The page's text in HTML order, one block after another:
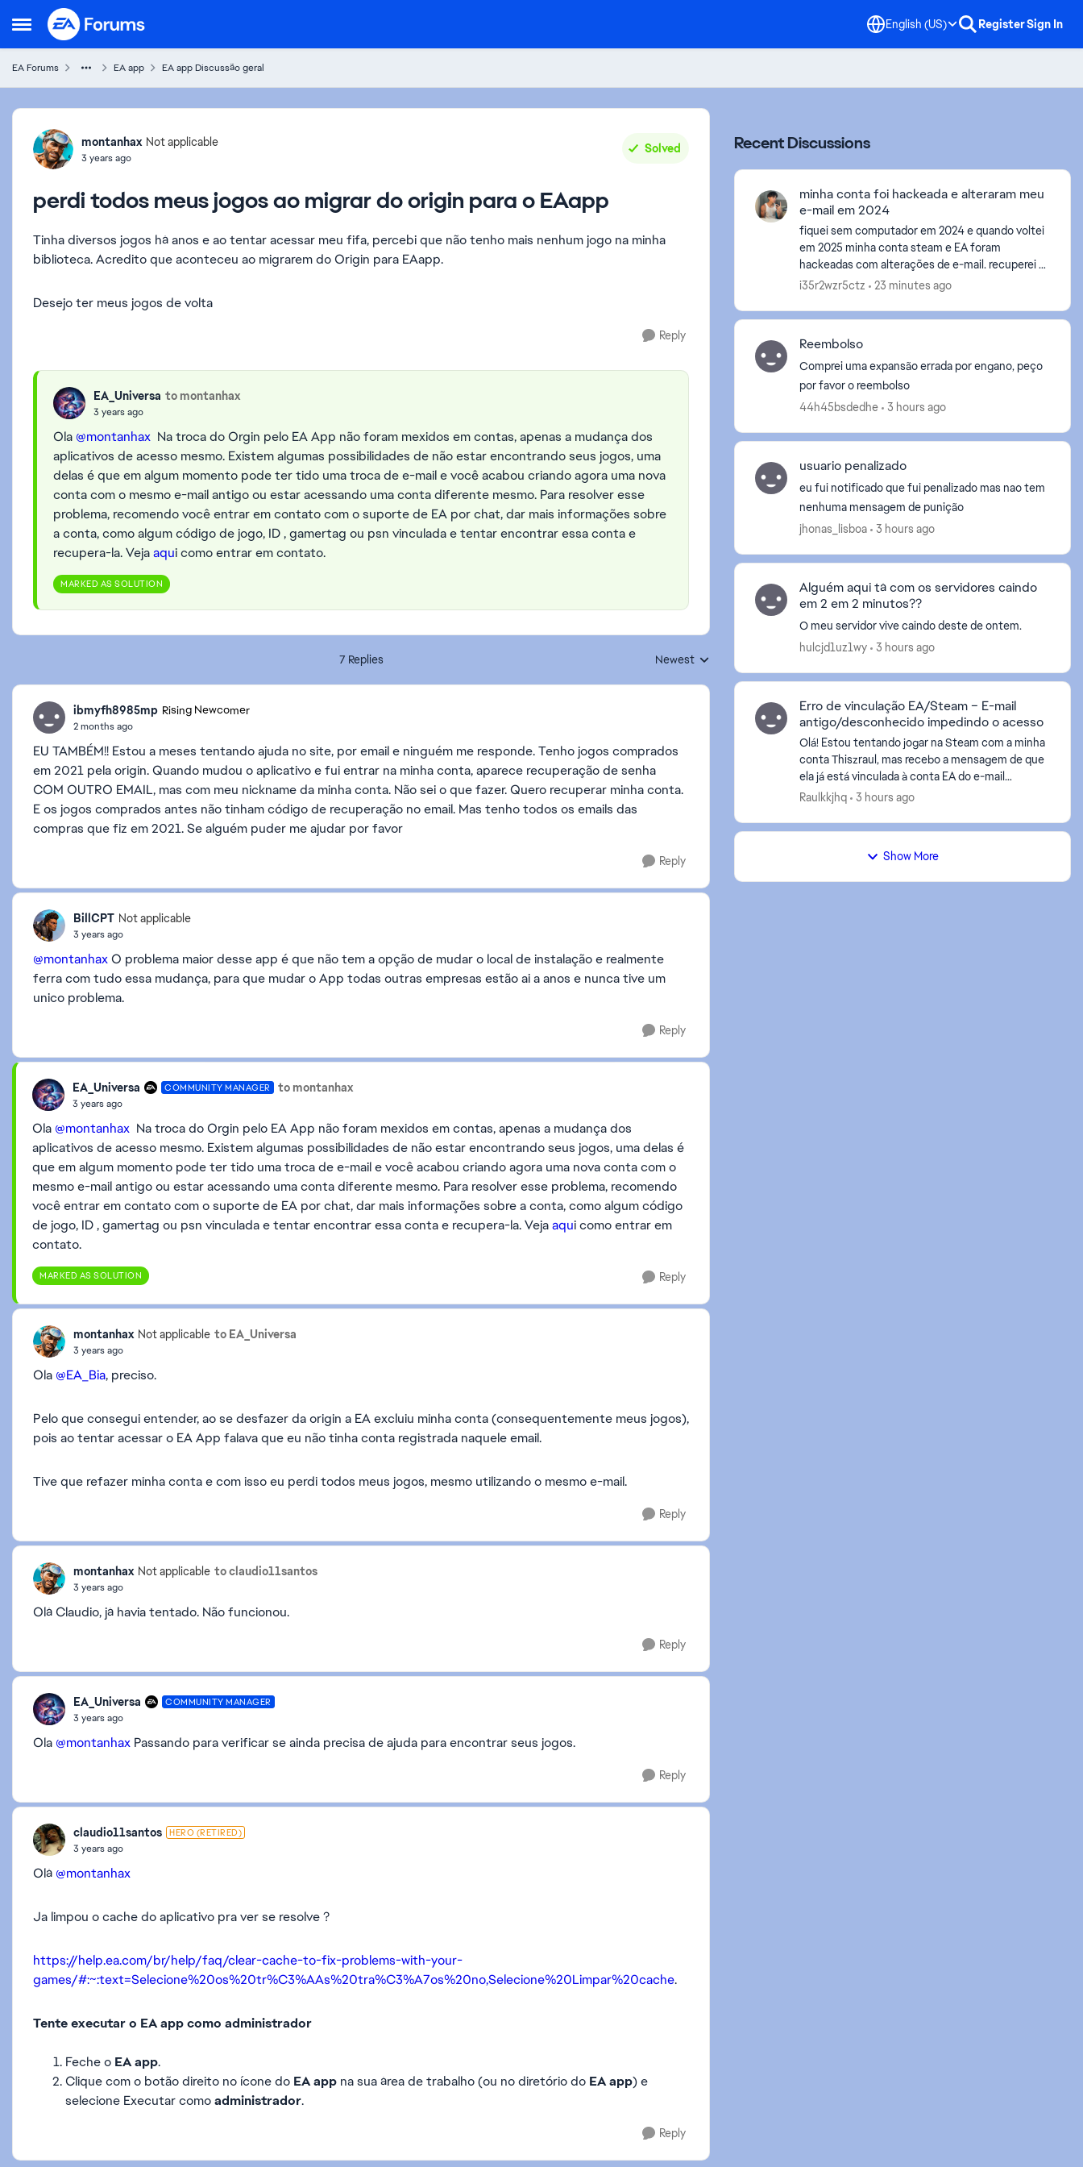
Open Side Menu
Skip to content English (US) RegisterSign In
EA Forums EA app EA app Discussão geral
Forum Discussion
montanhax Not applicable
3 years ago
Solved
perdi todos meus jogos ao migrar do origin para o EAapp
Tinha diversos jogos há anos e ao tentar acessar meu fifa, percebi que não tenho mais nenhum jogo na minha
biblioteca. Acredito que aconteceu ao migrarem do Origin para EAapp.
Desejo ter meus jogos de volta
Reply
EA_Universa to montanhax
3 years ago
Ola @montanhax Na troca do Orgin pelo EA App não foram mexidos em contas, apenas a mudança dos
aplicativos de acesso mesmo. Existem algumas possibilidades de não estar encontrando seus jogos, uma
delas é que em algum momento pode ter tido uma troca de e-mail e você acabou criando agora uma nova
conta com o mesmo e-mail antigo ou estar acessando uma conta diferente mesmo. Para resolver esse
problema, recomendo você entrar em contato com o suporte de EA por chat, dar mais informações sobre
a conta, como algum código de jogo, ID , gamertag ou psn vinculada e tentar encontrar essa conta e
recupera-la. Vejaaqui como entrar em contato.
MARKED AS SOLUTION
7 Replies Replies sorted by
Newest
ibmyfh8985mp Rising Newcomer
2 months ago
EU TAMBÉM!! Estou a meses tentando ajuda no site, por email e ninguém me responde. Tenho jogos comprados
em 2021 pela origin. Quando mudou o aplicativo e fui entrar na minha conta, aparece recuperação de senha
COM OUTRO EMAIL, mas com meu nickname da minha conta. Não sei o que fazer. Quero recuperar minha conta.
E os jogos comprados antes não tinham código de recuperação no email. Mas tenho todos os emails das
compras que fiz em 2021. Se alguém puder me ajudar por favor
Reply
BillCPT Not applicable
3 years ago
@montanhaxO problema maior desse app é que não tem a opção de mudar o local de instalação e realmente
ferra com tudo essa mudança, para que mudar o App todas outras empresas estão ai a anos e nunca tive um
unico problema.
Reply
EA_Universa COMMUNITY MANAGER to montanhax
3 years ago
Ola @montanhax Na troca do Orgin pelo EA App não foram mexidos em contas, apenas a mudança dos
aplicativos de acesso mesmo. Existem algumas possibilidades de não estar encontrando seus jogos, uma delas é
que em algum momento pode ter tido uma troca de e-mail e você acabou criando agora uma nova conta com o
mesmo e-mail antigo ou estar acessando uma conta diferente mesmo. Para resolver esse problema, recomendo
você entrar em contato com o suporte de EA por chat, dar mais informações sobre a conta, como algum código
de jogo, ID , gamertag ou psn vinculada e tentar encontrar essa conta e recupera-la. Vejaaqui como entrar em
contato.
MARKED AS SOLUTION Reply
montanhax Not applicable to EA_Universa
3 years ago
Ola @EA_Bia, preciso.
Pelo que consegui entender, ao se desfazer da origin a EA excluiu minha conta (consequentemente meus jogos),
pois ao tentar acessar o EA App falava que eu não tinha conta registrada naquele email.
Tive que refazer minha conta e com isso eu perdi todos meus jogos, mesmo utilizando o mesmo e-mail.
Reply
montanhax Not applicable to claudio11santos
3 years ago
Olá Claudio, já havia tentado. Não funcionou.
Reply
EA_Universa COMMUNITY MANAGER
3 years ago
Ola @montanhax Passando para verificar se ainda precisa de ajuda para encontrar seus jogos.
Reply
claudio11santos HERO (RETIRED)
3 years ago
Olá @montanhax
Ja limpou o cache do aplicativo pra ver se resolve ?
https://help.ea.com/br/help/faq/clear-cache-to-fix-problems-with-your-
games/#:~:text=Selecione%20os%20tr%C3%AAs%20tra%C3%A7os%20no,Selecione%20Limpar%20cache.
Tente executar o EA app como administrador
Feche o EA app.
Clique com o botão direito no ícone do EA app na sua área de trabalho (ou no diretório do EA app) e
selecione Executar comoadministrador.
Reply
Recent Discussions
minha conta foi hackeada e alteraram meu
e-mail em 2024
fiquei sem computador em 2024 e quando voltei
em 2025 minha conta steam e EA foram
hackeadas com alterações de e-mail. recuperei a
steam ano passado com ajuda do suporte e agora
i35r2wzr5ctz 23 minutes ago
Reembolso
Comprei uma expansão errada por engano, peço
por favor o reembolso
44h45bsdedhe
3 hours ago
usuario penalizado
eu fui notificado que fui penalizado mas nao tem
nenhuma mensagem de punição
jhonas_lisboa
3 hours ago
Alguém aqui tá com os servidores caindo
em 2 em 2 minutos??
O meu servidor vive caindo deste de ontem.
hulcjd1uz1wy
3 hours ago
Erro de vinculação EA/Steam – E-mail
antigo/desconhecido impedindo o acesso
Olá! Estou tentando jogar na Steam com a minha
conta Thiszraul, mas recebo a mensagem de que
ela já está vinculada à conta EA do e-mail
ja*****@outlook.com. Eu não reconheço / não
Raulkkjhq 3 hours ago
Show More